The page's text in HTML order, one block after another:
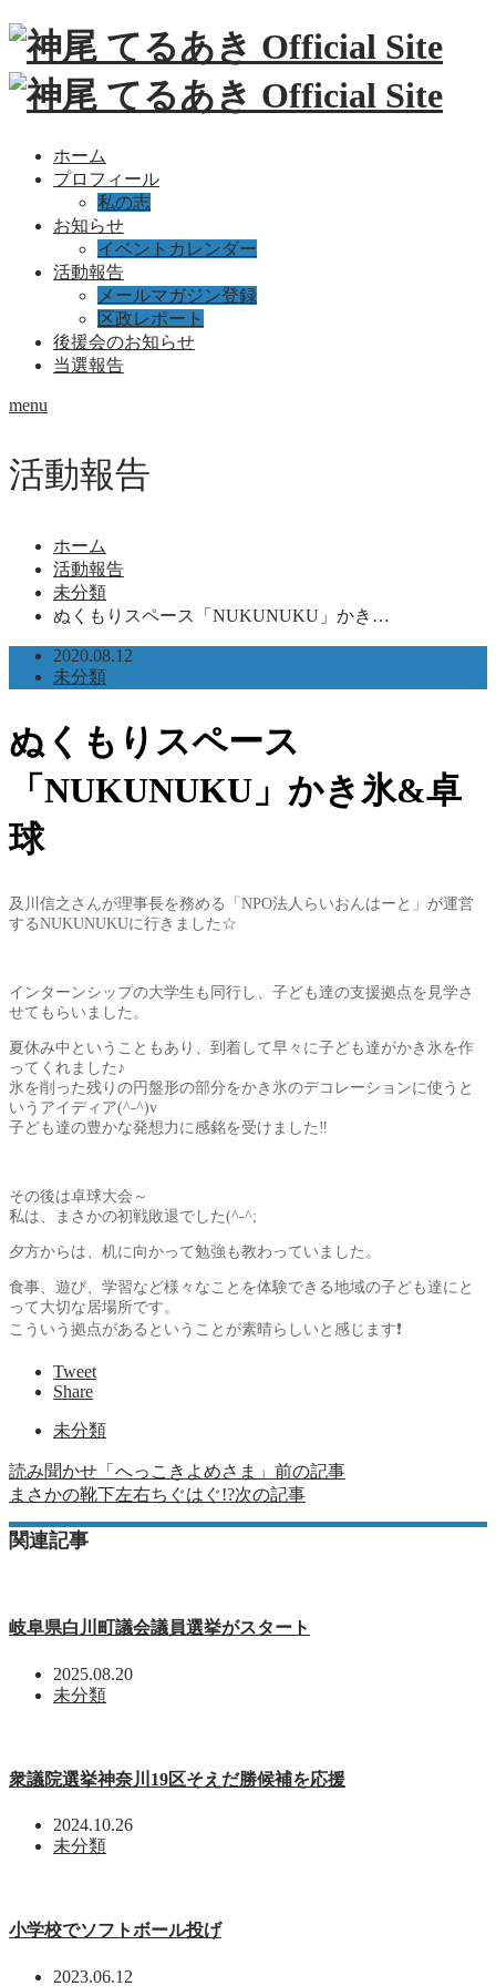
ホーム
プロフィール
私の志
お知らせ
イベントカレンダー
活動報告
メールマガジン登録
区政レポート
後援会のお知らせ
当選報告
menu
活動報告
ホーム
活動報告
未分類
ぬくもりスペース「NUKUNUKU」かき…
2020.08.12
未分類
ぬくもりスペース
「NUKUNUKU」かき氷&卓
球
及川信之さんが理事長を務める「NPO法人らいおんはーと」が運営
するNUKUNUKUに行きました☆
インターンシップの大学生も同行し、子ども達の支援拠点を見学さ
せてもらいました。
夏休み中ということもあり、到着して早々に子ども達がかき氷を作
ってくれました♪
氷を削った残りの円盤形の部分をかき氷のデコレーションに使うと
いうアイディア(^-^)v
子ども達の豊かな発想力に感銘を受けました‼️
その後は卓球大会～
私は、まさかの初戦敗退でした(^-^;
夕方からは、机に向かって勉強も教わっていました。
食事、遊び、学習など様々なことを体験できる地域の子ども達にと
って大切な居場所です。
こういう拠点があるということが素晴らしいと感じます❗
Tweet
Share
未分類
読み聞かせ「へっこきよめさま」 前の記事
まさかの靴下左右ちぐはぐ!?次の記事
関連記事
岐阜県白川町議会議員選挙がスタート
2025.08.20
未分類
衆議院選挙神奈川19区そえだ勝候補を応援
2024.10.26
未分類
小学校でソフトボール投げ
2023.06.12